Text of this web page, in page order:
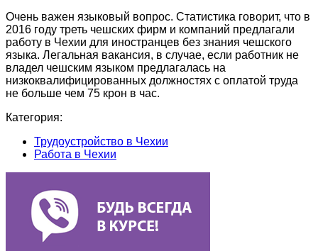
Очень важен языковый вопрос. Статистика говорит, что в
2016 году треть чешских фирм и компаний предлагали
работу в Чехии для иностранцев без знания чешского
языка. Легальная вакансия, в случае, если работник не
владел чешским языком предлагалась на
низкоквалифицированных должностях с оплатой труда
не больше чем 75 крон в час.
Категория:
Трудоустройство в Чехии
Работа в Чехии